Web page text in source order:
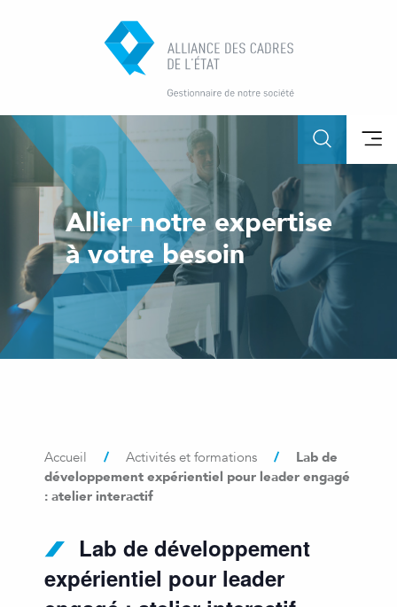
Allier notre expertise
à votre besoin
Accueil / Activités et formations /
Lab de
développement expérientiel pour leader engagé
: atelier interactif
Lab de développement
expérientiel pour leader